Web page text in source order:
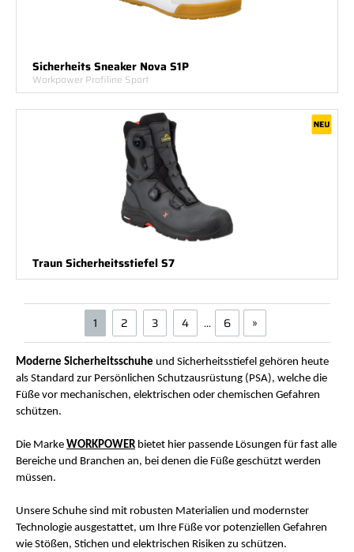
Sicherheits Sneaker Nova S1P
Workpower Profiline Sport
Traun Sicherheitsstiefel S7
1 2 3 4 ... 6 »
Moderne Sicherheitsschuhe und Sicherheitsstiefel gehören heute
als Standard zur Persönlichen Schutzausrüstung (PSA), welche die
Füße vor mechanischen, elektrischen oder chemischen Gefahren
schützen.
Die Marke WORKPOWER bietet hier passende Lösungen für fast alle
Bereiche und Branchen an, bei denen die Füße geschützt werden
müssen.
Unsere Schuhe sind mit robusten Materialien und modernster
Technologie ausgestattet, um Ihre Füße vor potenziellen Gefahren
wie Stößen, Stichen und elektrischen Risiken zu schützen.